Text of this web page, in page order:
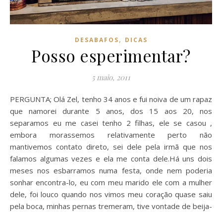
DESABAFOS, DICAS
Posso esperimentar?
5 maio, 2011
PERGUNTA; Olá Zel, tenho 34 anos e fui noiva de um rapaz
que namorei durante 5 anos, dos 15 aos 20, nos
separamos eu me casei tenho 2 filhas, ele se casou ,
embora morassemos relativamente perto não
mantivemos contato direto, sei dele pela irmã que nos
falamos algumas vezes e ela me conta dele.Há uns dois
meses nos esbarramos numa festa, onde nem poderia
sonhar encontra-lo, eu com meu marido ele com a mulher
dele, foi louco quando nos vimos meu coração quase saiu
pela boca, minhas pernas tremeram, tive vontade de beija-